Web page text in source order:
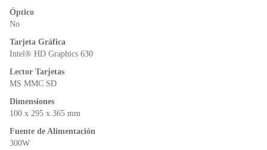
Óptico
No
Tarjeta Gráfica
Intel® HD Graphics 630
Lector Tarjetas
MS MMC SD
Dimensiones
100 x 295 x 365 mm
Fuente de Alimentación
300W